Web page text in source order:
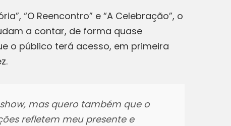
“O Reencontro” e “A Celebração”, o
a contar, de forma quase
o público terá acesso, em primeira
mas quero também que o
refletem meu presente e